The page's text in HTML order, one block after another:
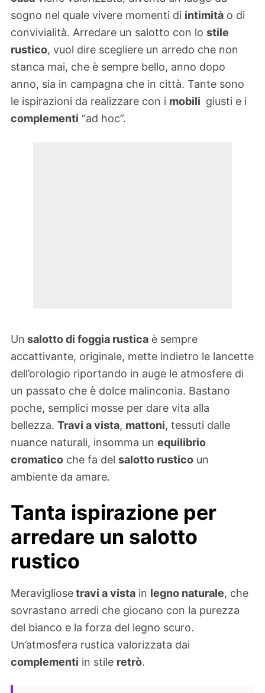
sogno nel quale vivere momenti di intimità o di
convivialità. Arredare un salotto con lo stile
rustico, vuol dire scegliere un arredo che non
stanca mai, che è sempre bello, anno dopo
anno, sia in campagna che in città. Tante sono
le ispirazioni da realizzare con i mobili giusti e i
complementi “ad hoc”.
Un salotto di foggia rustica è sempre
accattivante, originale, mette indietro le lancette
dell’orologio riportando in auge le atmosfere di
un passato che è dolce malinconia. Bastano
poche, semplici mosse per dare vita alla
bellezza. Travi a vista, mattoni, tessuti dalle
nuance naturali, insomma un equilibrio
cromatico che fa del salotto rustico un
ambiente da amare.
Tanta ispirazione per
arredare un salotto
rustico
Meravigliosetravi a vista in legno naturale, che
sovrastano arredi che giocano con la purezza
del bianco e la forza del legno scuro.
Un’atmosfera rustica valorizzata dai
complementi in stile retrò.